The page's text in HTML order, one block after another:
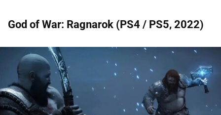
God of War: Ragnarok (PS4 / PS5, 2022)